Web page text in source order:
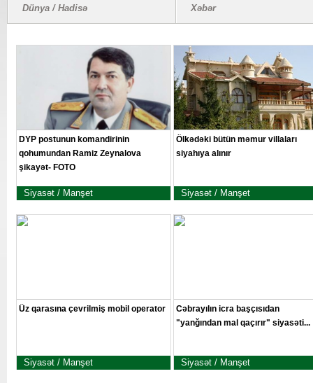
Dünya / Hadisə Xəbər
DYP postunun komandirinin
qohumundan Ramiz Zeynalova
şikayət- FOTO
Siyasət / Manşet
Ölkədəki bütün məmur villaları
siyahıya alınır
Siyasət / Manşet
Üz qarasına çevrilmiş mobil operator
Siyasət / Manşet
Cəbrayılın icra başçısıdan
"yanğından mal qaçırır" siyasəti...
Siyasət / Manşet